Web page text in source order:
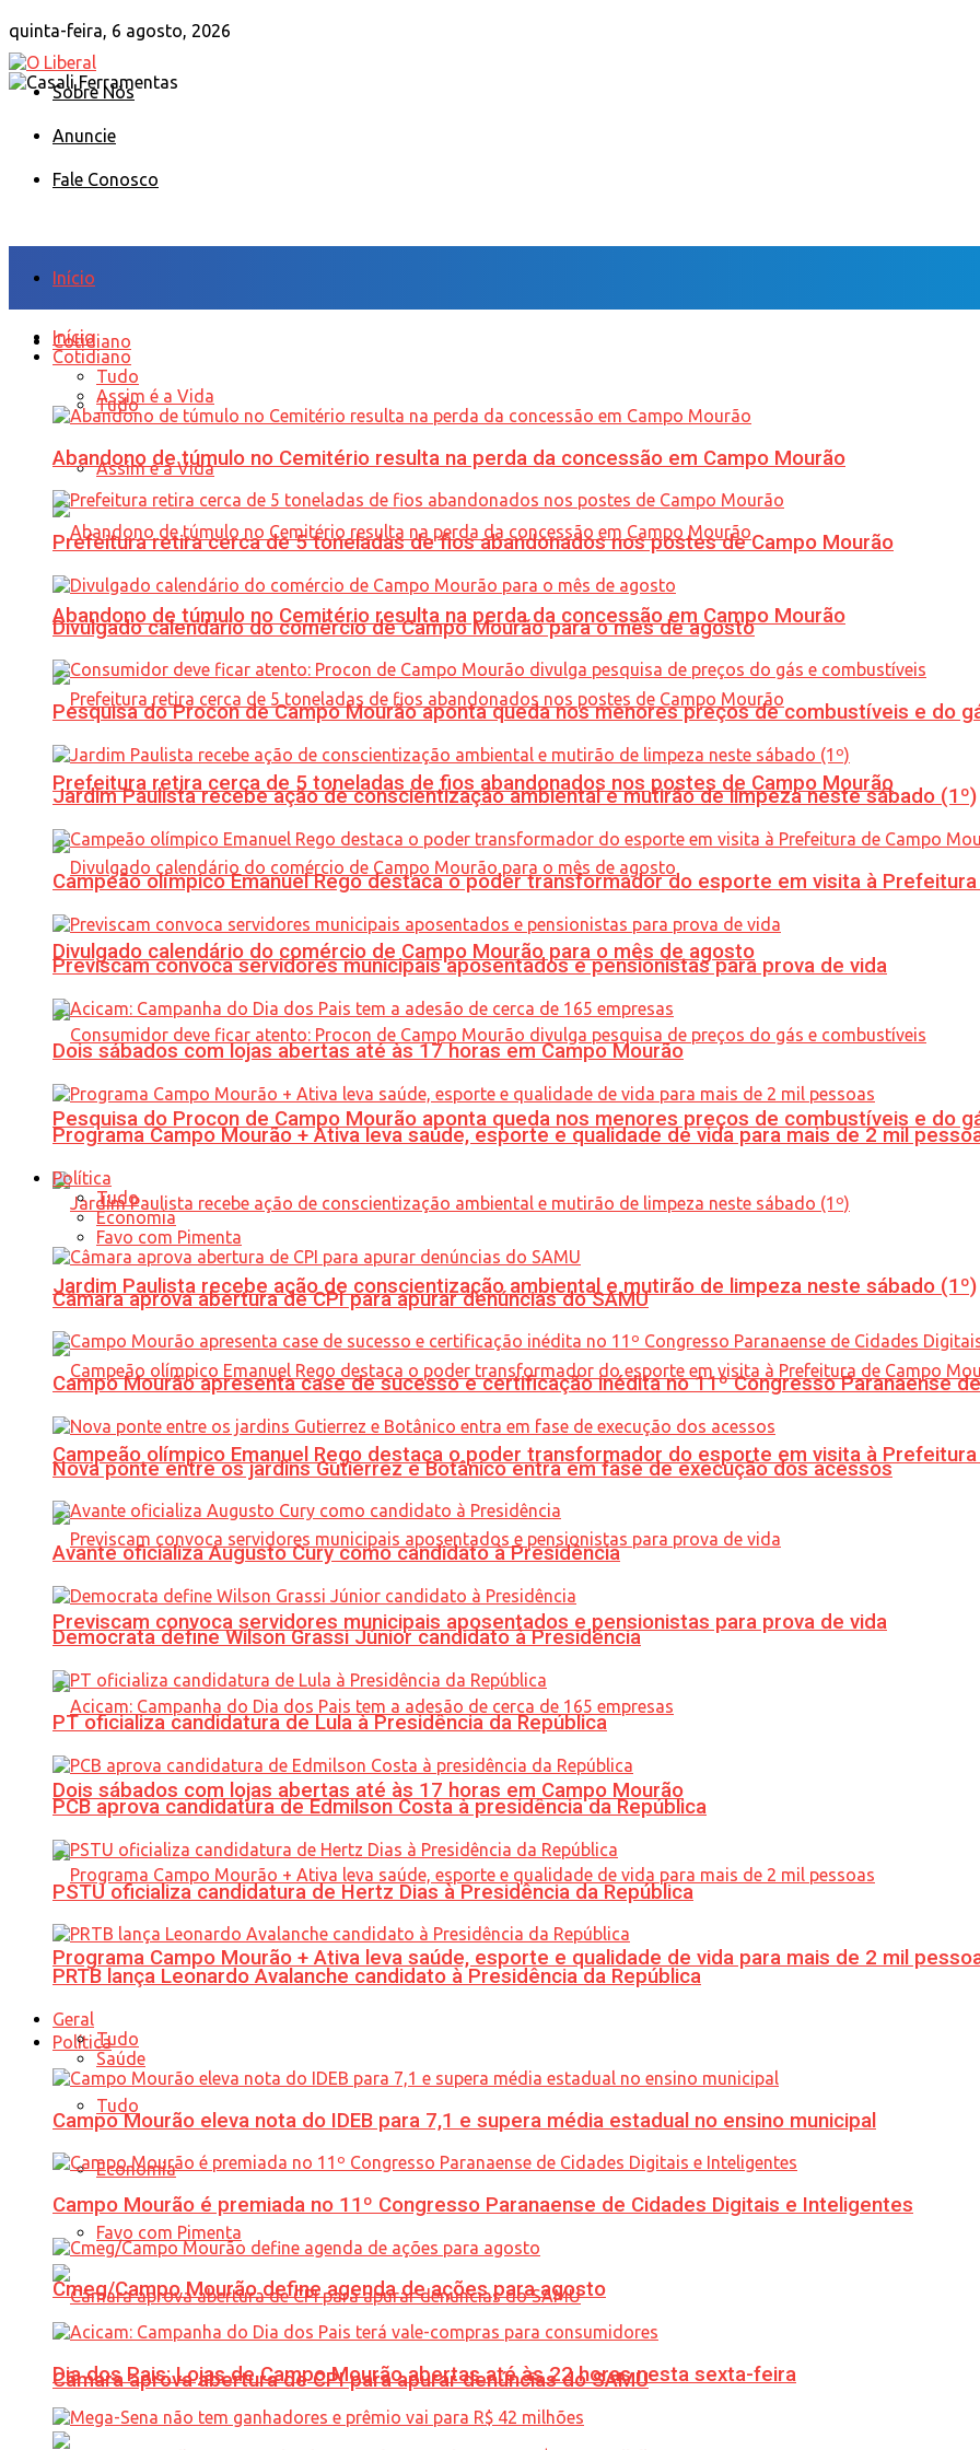
quinta-feira, 6 agosto, 2026
Sobre Nós
Anuncie
Fale Conosco
Início
Cotidiano
Tudo
Assim é a Vida
Abandono de túmulo no Cemitério resulta na perda da concessão em Campo Mourão
Prefeitura retira cerca de 5 toneladas de fios abandonados nos postes de Campo Mourão
Divulgado calendário do comércio de Campo Mourão para o mês de agosto
Pesquisa do Procon de Campo Mourão aponta queda nos menores preços de combustíveis e do
Jardim Paulista recebe ação de conscientização ambiental e mutirão de limpeza neste sábado (1º)
Campeão olímpico Emanuel Rego destaca o poder transformador do esporte em visita à
Previscam convoca servidores municipais aposentados e pensionistas para prova de vida
Dois sábados com lojas abertas até às 17 horas em Campo Mourão
Programa Campo Mourão + Ativa leva saúde, esporte e qualidade de vida para mais de 2 mil
Política
Tudo
Economia
Favo com Pimenta
Câmara aprova abertura de CPI para apurar denúncias do SAMU
Início
Cotidiano
Tudo
Assim é a Vida
Abandono de túmulo no Cemitério resulta na perda da concessão em Campo Mourão
Prefeitura retira cerca de 5 toneladas de fios abandonados nos postes de Campo Mourão
Divulgado calendário do comércio de Campo Mourão para o mês de agosto
Pesquisa do Procon de Campo Mourão aponta queda nos menores preços de combustíveis e do
Jardim Paulista recebe ação de conscientização ambiental e mutirão de limpeza neste sábado (1º)
Campeão olímpico Emanuel Rego destaca o poder transformador do esporte em visita à
Previscam convoca servidores municipais aposentados e pensionistas para prova de vida
Dois sábados com lojas abertas até às 17 horas em Campo Mourão
Programa Campo Mourão + Ativa leva saúde, esporte e qualidade de vida para mais de 2 mil
Política
Tudo
Economia
Favo com Pimenta
Câmara aprova abertura de CPI para apurar denúncias do SAMU
Campo Mourão apresenta case de sucesso e certificação inédita no 11º Congresso Paranaense
Nova ponte entre os jardins Gutierrez e Botânico entra em fase de execução dos acessos
Avante oficializa Augusto Cury como candidato à Presidência
Democrata define Wilson Grassi Júnior candidato à Presidência
PT oficializa candidatura de Lula à Presidência da República
PCB aprova candidatura de Edmilson Costa à presidência da República
PSTU oficializa candidatura de Hertz Dias à Presidência da República
PRTB lança Leonardo Avalanche candidato à Presidência da República
Geral
Tudo
Saúde
Campo Mourão eleva nota do IDEB para 7,1 e supera média estadual no ensino municipal
Campo Mourão é premiada no 11º Congresso Paranaense de Cidades Digitais e Inteligentes
Cmeg/Campo Mourão define agenda de ações para agosto
Dia dos Pais: Lojas de Campo Mourão abertas até às 22 horas nesta sexta-feira